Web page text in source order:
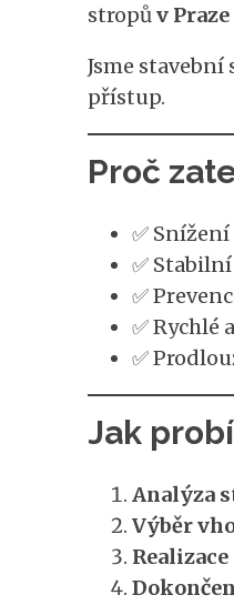
stropův
Jsme
přístup.
Proč
✅
✅
✅
✅ Rychlé
✅
Jak
Analýza
Výběr
Realizace